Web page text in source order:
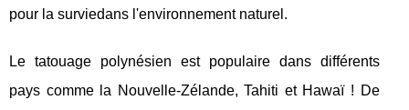
pour la surviedans l'environnement naturel.
Le tatouage polynésien est populaire dans différents
pays comme la Nouvelle-Zélande, Tahiti et Hawaï ! De